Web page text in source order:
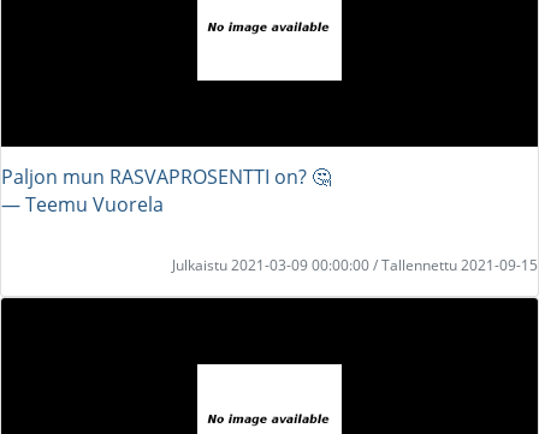
Paljon mun RASVAPROSENTTI on? 🤔
― Teemu Vuorela
Julkaistu 2021-03-09 00:00:00 / Tallennettu 2021-09-15